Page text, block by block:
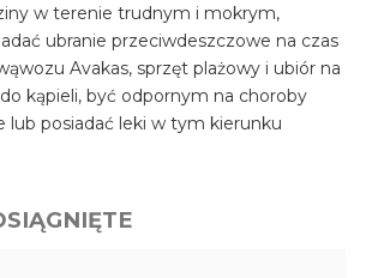
w terenie trudnym i mokrym,
ubranie przeciwdeszczowe na czas
Avakas, sprzęt plażowy i ubiór na
kąpieli, być odpornym na choroby
lub posiadać leki w tym kierunku